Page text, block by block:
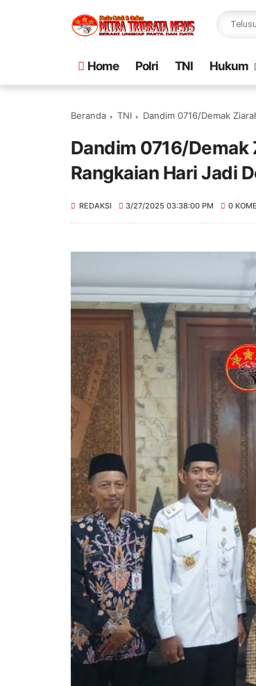
Home Polri TNI Hukum
Beranda TNI Dandim 0716/Demak
Dandim 0716/Demak
Rangkaian Hari Jadi
REDAKSI 3/27/2025 03:38:00 PM 0